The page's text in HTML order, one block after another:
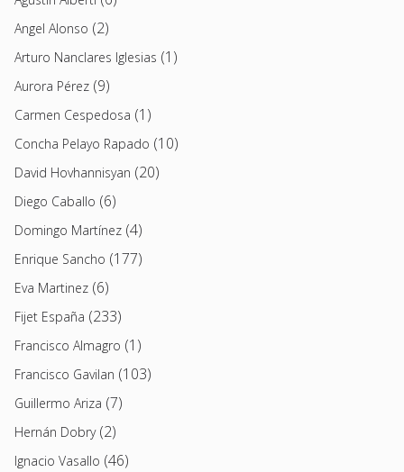
Angel Alonso (2)
Arturo Nanclares Iglesias (1)
Aurora Pérez (9)
Carmen Cespedosa (1)
Concha Pelayo Rapado (10)
David Hovhannisyan (20)
Diego Caballo (6)
Domingo Martínez (4)
Enrique Sancho (177)
Eva Martinez (6)
Fijet España (233)
Francisco Almagro (1)
Francisco Gavilan (103)
Guillermo Ariza (7)
Hernán Dobry(2)
Ignacio Vasallo (46)